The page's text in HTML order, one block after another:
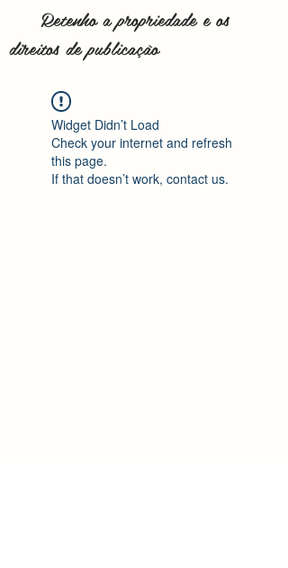
Retenho a propriedade e os
direitos de publicação
Widget Didn’t Load
Check your internet and refresh
this page.
If that doesn’t work, contact us.